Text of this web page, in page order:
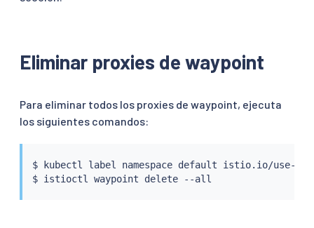
Eliminar proxies de waypoint
Para eliminar todos los proxies de waypoint, ejecuta
los siguientes comandos:
$ kubectl
label namespace default istio.io/use-
$ istioctl